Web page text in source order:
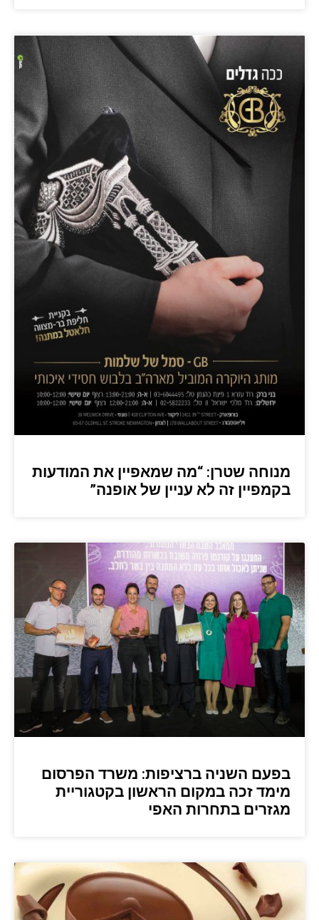
מנוחה שטרן: “מה שמאפיין את המודעות
בקמפיין זה לא עניין של אופנה”
בפעם השניה ברציפות: משרד הפרסום
מימד זכה במקום הראשון בקטגוריית
מגזרים בתחרות האפי